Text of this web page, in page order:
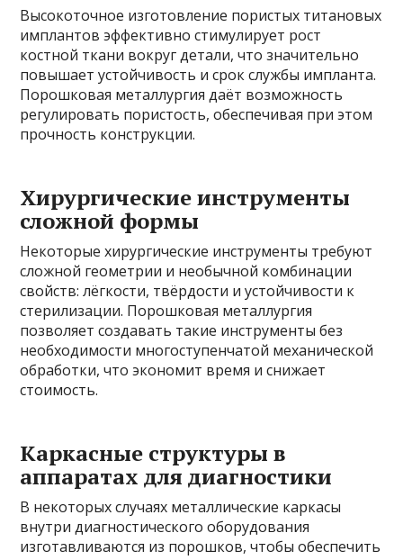
Высокоточное изготовление пористых титановых
имплантов эффективно стимулирует рост
костной ткани вокруг детали, что значительно
повышает устойчивость и срок службы импланта.
Порошковая металлургия даёт возможность
регулировать пористость, обеспечивая при этом
прочность конструкции.
Хирургические инструменты
сложной формы
Некоторые хирургические инструменты требуют
сложной геометрии и необычной комбинации
свойств: лёгкости, твёрдости и устойчивости к
стерилизации. Порошковая металлургия
позволяет создавать такие инструменты без
необходимости многоступенчатой механической
обработки, что экономит время и снижает
стоимость.
Каркасные структуры в
аппаратах для диагностики
В некоторых случаях металлические каркасы
внутри диагностического оборудования
изготавливаются из порошков, чтобы обеспечить